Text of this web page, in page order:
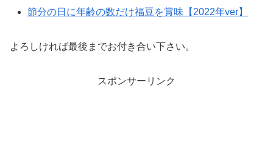
節分の日に年齢の数だけ福豆を賞味【2022年ver】
よろしければ最後までお付き合い下さい。
スポンサーリンク